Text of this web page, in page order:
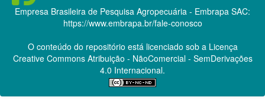
Empresa Brasileira de Pesquisa Agropecuária - Embrapa SAC:
https://www.embrapa.br/fale-conosco
O conteúdo do repositório está licenciado sob a Licença
Creative CommonsAtribuição - NãoComercial - SemDerivações
4.0 Internacional.